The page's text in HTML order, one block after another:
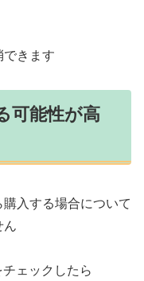
できます
可能性が高
入する場合について
ん
ェックしたら